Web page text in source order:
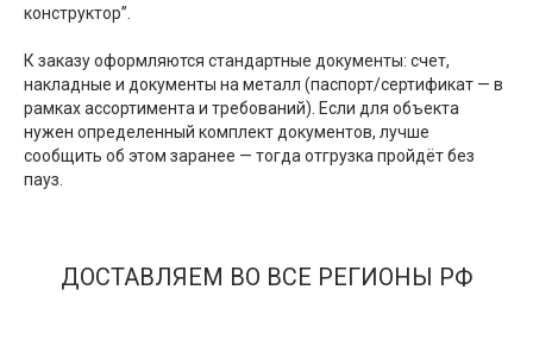
конструктор”.
К заказу оформляются стандартные документы: счет,
накладные и документы на металл (паспорт/сертификат — в
рамках ассортимента и требований). Если для объекта
нужен определенный комплект документов, лучше
сообщить об этом заранее — тогда отгрузка пройдёт без
пауз.
ДОСТАВЛЯЕМ ВО ВСЕ РЕГИОНЫ РФ